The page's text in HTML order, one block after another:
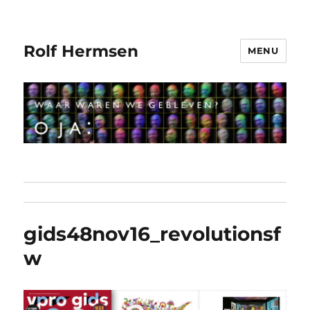
Rolf Hermsen MENU
gids48nov16_revolutionsf
w